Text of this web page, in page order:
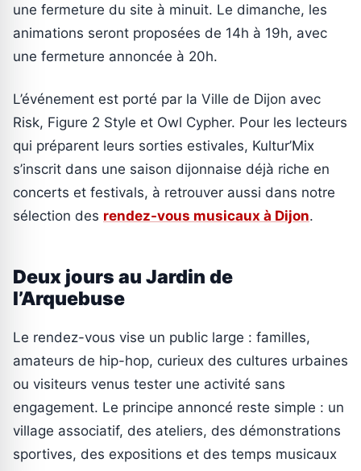
une fermeture du site à minuit. Le dimanche, les
animations seront proposées de 14h à 19h, avec
une fermeture annoncée à 20h.
L’événement est porté par la Ville de Dijon avec
Risk, Figure 2 Style et Owl Cypher. Pour les lecteurs
qui préparent leurs sorties estivales, Kultur’Mix
s’inscrit dans une saison dijonnaise déjà riche en
concerts et festivals, à retrouver aussi dans notre
sélection des rendez-vous musicaux à Dijon.
Deux jours au Jardin de
l’Arquebuse
Le rendez-vous vise un public large : familles,
amateurs de hip-hop, curieux des cultures urbaines
ou visiteurs venus tester une activité sans
engagement. Le principe annoncé reste simple : un
village associatif, des ateliers, des démonstrations
sportives, des expositions et des temps musicaux